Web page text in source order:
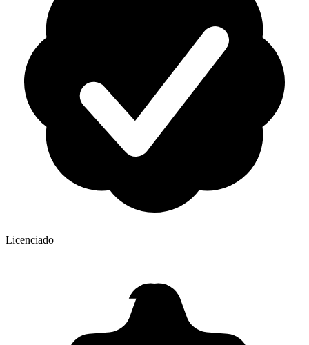
Licenciado